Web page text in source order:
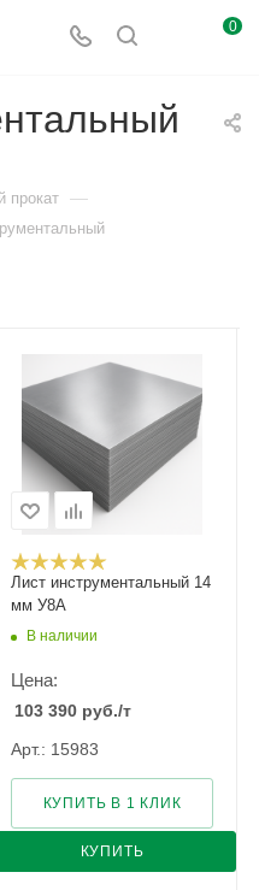
0
прокат —
Лист инструментальный 14
мм У8А
В наличии
Цена:
103 390 руб./т
Арт.: 15983
КУПИТЬ
КУПИТЬ В 1 КЛИК